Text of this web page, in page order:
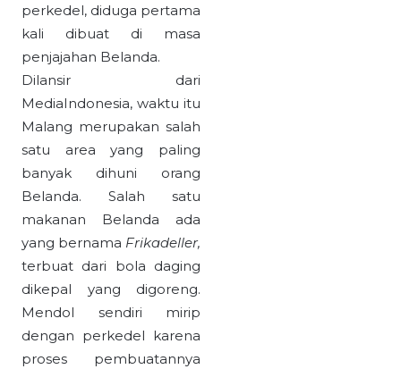
perkedel, diduga pertama
kali dibuat di masa
penjajahan Belanda.
Dilansir dari
MediaIndonesia, waktu itu
Malang merupakan salah
satu area yang paling
banyak dihuni orang
Belanda. Salah satu
makanan Belanda ada
yang bernama Frikadeller,
terbuat dari bola daging
dikepal yang digoreng.
Mendol sendiri mirip
dengan perkedel karena
proses pembuatannya